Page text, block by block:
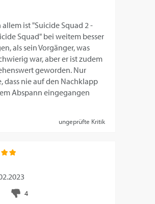
allem ist "Suicide Squad 2 -
Squad" bei weitem besser
als sein Vorgänger, was
war, aber er ist zudem
geworden. Nur
dass nie auf den Nachklapp
Abspann eingegangen
ungeprüfte Kritik